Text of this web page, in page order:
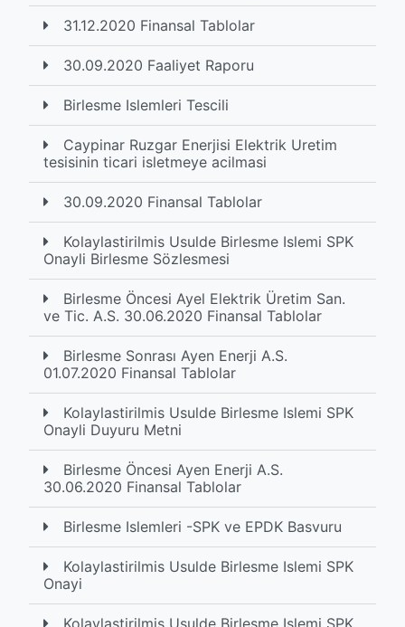
31.12.2020 Finansal Tablolar
30.09.2020 Faaliyet Raporu
Birlesme Islemleri Tescili
Caypinar Ruzgar Enerjisi Elektrik Uretim
tesisinin ticari isletmeye acilmasi
30.09.2020 Finansal Tablolar
Kolaylastirilmis Usulde Birlesme Islemi SPK
Onayli Birlesme Sözlesmesi
Birlesme Öncesi Ayel Elektrik Üretim San.
ve Tic. A.S. 30.06.2020 Finansal Tablolar
Birlesme Sonrası Ayen Enerji A.S.
01.07.2020 Finansal Tablolar
Kolaylastirilmis Usulde Birlesme Islemi SPK
Onayli Duyuru Metni
Birlesme Öncesi Ayen Enerji A.S.
30.06.2020 Finansal Tablolar
Birlesme Islemleri -SPK ve EPDK Basvuru
Kolaylastirilmis Usulde Birlesme Islemi SPK
Onayi
Kolaylastirilmis Usulde Birlesme Islemi SPK